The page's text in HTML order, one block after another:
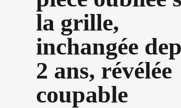
la grille,
inchangée
2 ans, révélée
coupable